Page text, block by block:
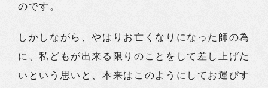
のです。
しかしながら、やはりお亡くなりになった師の為
に、私どもが出来る限りのことをして差し上げた
いという思いと、本来はこのようにしてお運びす